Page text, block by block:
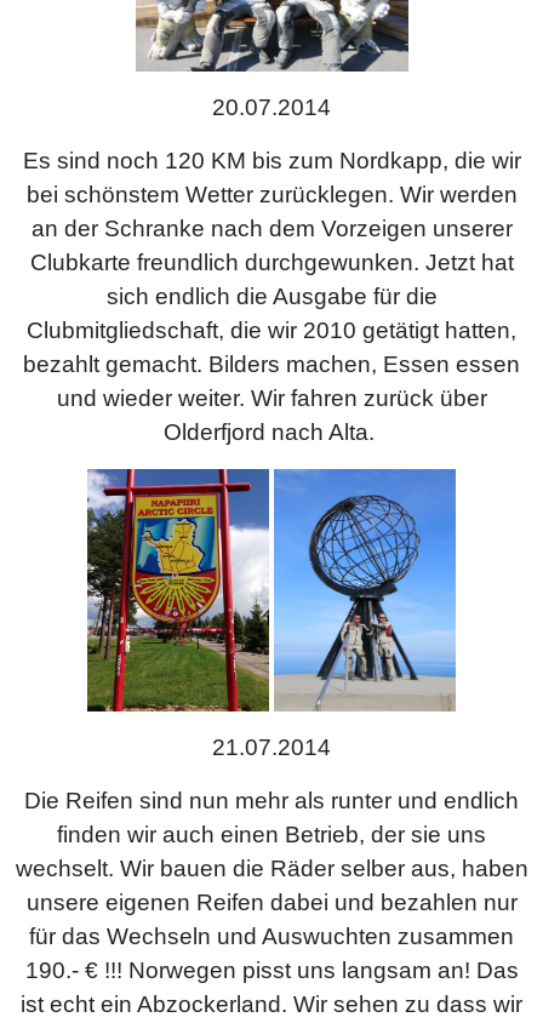
20.07.2014
Es sind noch 120 KM bis zum Nordkapp, die wir
bei schönstem Wetter zurücklegen. Wir werden
an der Schranke nach dem Vorzeigen unserer
Clubkarte freundlich durchgewunken. Jetzt hat
sich endlich die Ausgabe für die
Clubmitgliedschaft, die wir 2010 getätigt hatten,
bezahlt gemacht. Bilders machen, Essen essen
und wieder weiter. Wir fahren zurück über
Olderfjord nach Alta.
21.07.2014
Die Reifen sind nun mehr als runter und endlich
finden wir auch einen Betrieb, der sie uns
wechselt. Wir bauen die Räder selber aus, haben
unsere eigenen Reifen dabei und bezahlen nur
für das Wechseln und Auswuchten zusammen
190.- € !!! Norwegen pisst uns langsam an! Das
ist echt ein Abzockerland. Wir sehen zu dass wir